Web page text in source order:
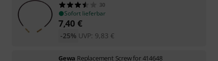
30
Sofort lieferbar
7,40 €
UVP: 9,83 €
-25%
Gewa Replacement Screw for 414648